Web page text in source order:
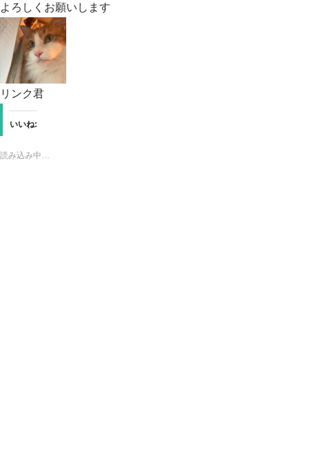
よろしくお願いします
リンク君
いいね:
読み込み中…